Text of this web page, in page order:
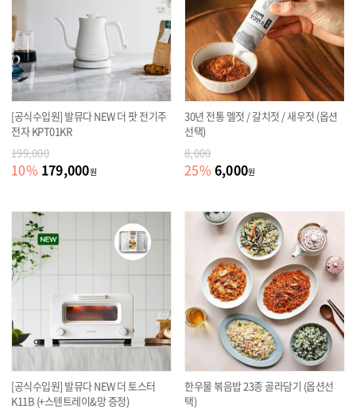
[공식수입원] 발뮤다 NEW 더 팟 전기주
전자 KPT01KR
199,000
10% 179,000원
30년 전통 멜젓 / 갈치젓 / 새우젓 (옵션
선택)
8,000
25% 6,000원
[공식수입원] 발뮤다 NEW 더 토스터
K11B (+스텐트레이&망 증정)
한우물 볶음밥 23종 골라담기 (옵션선
택)